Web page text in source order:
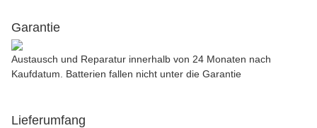
Garantie
Austausch und Reparatur innerhalb von 24 Monaten nach
Kaufdatum. Batterien fallen nicht unter die Garantie
Lieferumfang